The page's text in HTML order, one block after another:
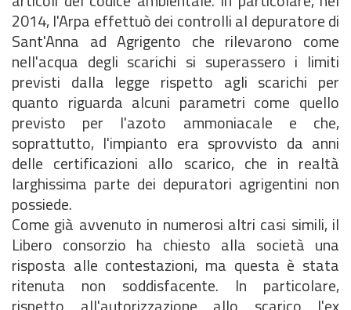
2014, l'Arpa effettuò dei controlli al depuratore di
Sant'Anna ad Agrigento che rilevarono come
nell'acqua degli scarichi si superassero i limiti
previsti dalla legge rispetto agli scarichi per
quanto riguarda alcuni parametri come quello
previsto per l'azoto ammoniacale e che,
soprattutto, l'impianto era sprovvisto da anni
delle certificazioni allo scarico, che in realtà
larghissima parte dei depuratori agrigentini non
possiede.
Come già avvenuto in numerosi altri casi simili, il
Libero consorzio ha chiesto alla società una
risposta alle contestazioni, ma questa è stata
ritenuta non soddisfacente. In particolare,